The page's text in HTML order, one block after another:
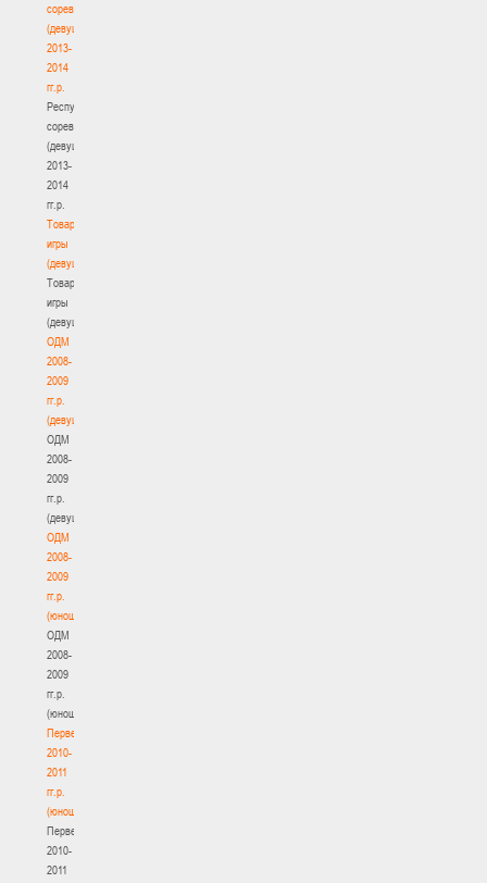
соревнования
(девушки)
2013-
2014
гг.р.
Республиканские
соревнования
(девушки)
2013-
2014
гг.р.
Товарищеские
игры
(девушки)
Товарищеские
игры
(девушки)
ОДМ
2008-
2009
гг.р.
(девушки)
ОДМ
2008-
2009
гг.р.
(девушки)
ОДМ
2008-
2009
гг.р.
(юноши)
ОДМ
2008-
2009
гг.р.
(юноши)
Первенство
2010-
2011
гг.р.
(юноши)
Первенство
2010-
2011